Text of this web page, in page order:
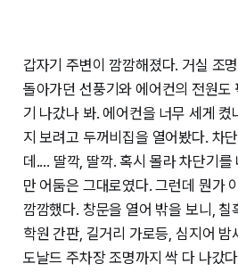
갑자기 주변이 깜깜해졌다. 거실 조
돌아가던 선풍기와 에어컨의 전원도
기 나갔나 봐. 에어컨을 너무 세게 켰
지 보려고 두꺼비집을 열어봤다. 차
데.... 딸깍, 딸깍. 혹시 몰라 차단기를
만 어둠은 그대로였다. 그런데 뭔가
깜깜했다. 창문을 열어 밖을 보니,
학원 간판, 길거리 가로등, 심지어 밤
도날드 주차장 조명까지 싹 다 나갔